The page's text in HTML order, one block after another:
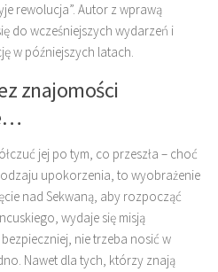
rewolucja”. Autor z wprawą
do wcześniejszych wydarzeń i
w późniejszych latach.
znajomości
jej po tym, co przeszła – choć
upokorzenia, to wyobrażenie
nad Sekwaną, aby rozpocząć
wydaje się misją
nie trzeba nosić w
Nawet dla tych, którzy znają